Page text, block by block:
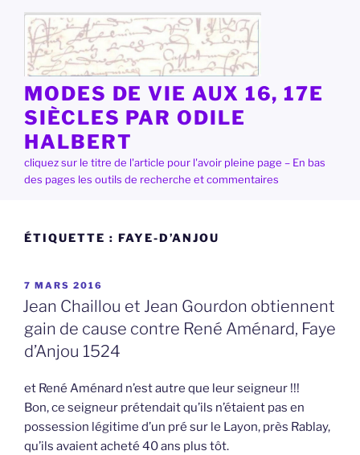
contenu
principal
MODES DE VIE AUX 16, 17E
SIÈCLES PAR ODILE
HALBERT
cliquez sur le titre de l'article pour l'avoir pleine page – En bas
des pages les outils de recherche et commentaires
ÉTIQUETTE : FAYE-D’ANJOU
PUBLIÉ
LE
7 MARS 2016
Jean Chaillou et Jean Gourdon obtiennent
gain de cause contre René Aménard, Faye
d’Anjou 1524
et René Aménard n’est autre que leur seigneur !!!
Bon, ce seigneur prétendait qu’ils n’étaient pas en
possession légitime d’un pré sur le Layon, près Rablay,
qu’ils avaient acheté 40 ans plus tôt.